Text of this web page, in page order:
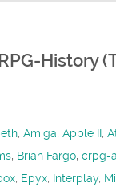
History
,Amiga,Apple II,
, Brian Fargo,crpg-
, Epyx, Interplay,